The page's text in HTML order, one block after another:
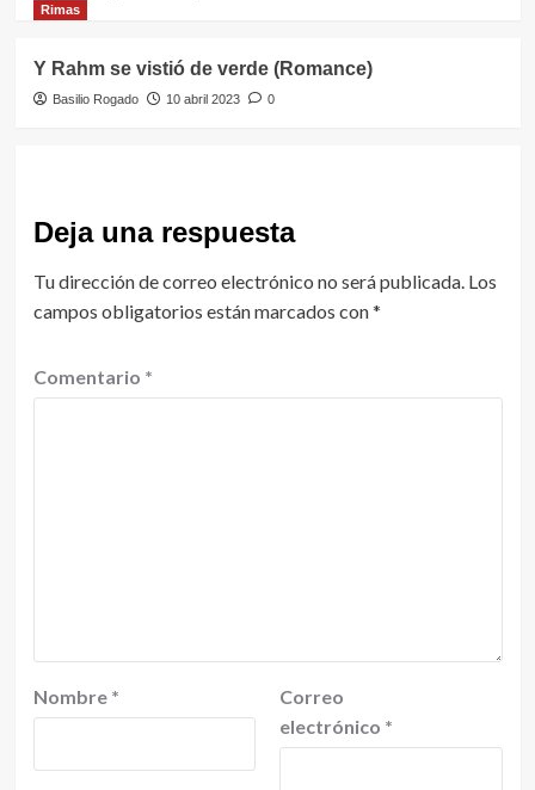
Rimas
Y Rahm se vistió de verde (Romance)
Basilio Rogado 10 abril 2023 0
Deja una respuesta
Tu dirección de correo electrónico no será publicada. Los
campos obligatorios están marcados con*
Comentario *
Nombre *
Correo
electrónico *